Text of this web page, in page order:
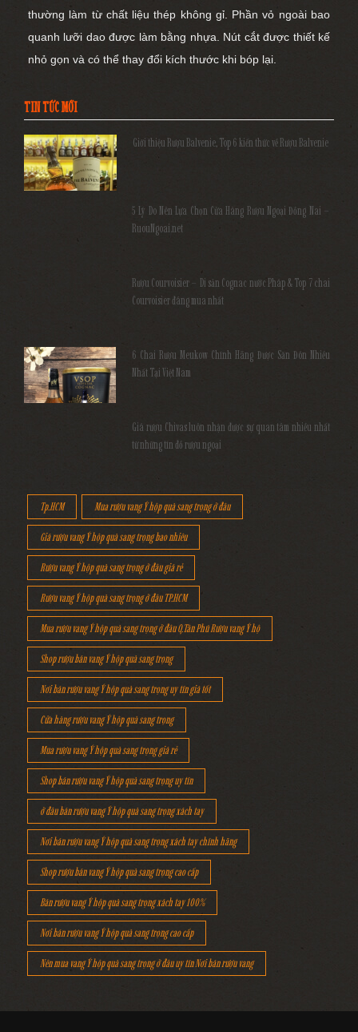
thường làm từ chất liệu thép không gỉ. Phần vỏ ngoài bao
quanh lưỡi dao được làm bằng nhựa. Nút cắt được thiết kế
nhỏ gọn và có thể thay đổi kích thước khi bóp lại.
TIN TỨC MỚI
Giới thiệu Rượu Balvenie, Top 6 kiến thức về Rượu Balvenie
5 Lý Do Nên Lựa Chọn Cửa Hàng Rượu Ngoại Đồng Nai –
RuouNgoai.net
Rượu Courvoisier – Di sản Cognac nước Pháp & Top 7 chai
Courvoisier đáng mua nhất
6 Chai Rượu Meukow Chính Hãng Được Săn Đón Nhiều
Nhất Tại Việt Nam
Giá rượu Chivas luôn nhận được sự quan tâm nhiều nhất
từ những tín đồ rượu ngoại
Tp.HCM Mua rượu vang Ý hộp quà sang trọng ở đâu
Giá rượu vang Ý hộp quà sang trọng bao nhiêu
Rượu vang Ý hộp quà sang trọng ở đâu giá rẻ
Rượu vang Ý hộp quà sang trọng ở đâu TP.HCM
Mua rượu vang Ý hộp quà sang trọng ở đâu Q.Tân Phú Rượu vang Ý hộ
Shop rượu bán vang Ý hộp quà sang trọng
Nơi bán rượu vang Ý hộp quà sang trọng uy tín giá tốt
Cửa hàng rượu vang Ý hộp quà sang trọng
Mua rượu vang Ý hộp quà sang trọng giá rẻ
Shop bán rượu vang Ý hộp quà sang trọng uy tín
ở đâu bán rượu vang Ý hộp quà sang trọng xách tay
Nơi bán rượu vang Ý hộp quà sang trọng xách tay chính hãng
Shop rượu bán vang Ý hộp quà sang trọng cao cấp
Bán rượu vang Ý hộp quà sang trọng xách tay 100%
Nơi bán rượu vang Ý hộp quà sang trọng cao cấp
Nên mua vang Ý hộp quà sang trọng ở đâu uy tín Nơi bán rượu vang